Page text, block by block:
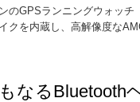
のGPSランニングウォッチ
クを内蔵し、高解像度な
なるBluetooth